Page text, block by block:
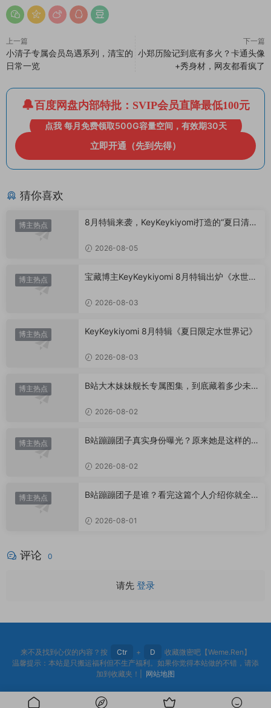
上一篇
小清子专属会员岛遇系列，清宝的
日常一览
下一篇
小郑历险记到底有多火？卡通头像
+秀身材，网友都看疯了
百度网盘内部特批：SVIP会员直降最低100元
点我 每月免费领取500G容量空间，有效期30天
立即开通（先到先得）
猜你喜欢
博主热点
8月特辑来袭，KeyKeykiyomi打造的“夏日清凉
2026-08-05
博主热点
宝藏博主KeyKeykiyomi 8月特辑出炉《水世界
2026-08-03
博主热点 KeyKeykiyomi 8月特辑《夏日限定水世界记》
2026-08-03
博主热点
B站大木妹妹舰长专属图集，到底藏着多少未
2026-08-02
博主热点
B站蹦蹦团子真实身份曝光？原来她是这样的U
2026-08-02
博主热点
B站蹦蹦团子是谁？看完这篇个人介绍你就全
2026-08-01
评论 0
请先 登录
来不及找到心仪的内容？按 Ctr + D
收藏微密吧【Weme.Ren】
温馨提示：本站是只搬运福利但不生产福利。如果你觉得本站做的不错，请添
加到收藏夹！| 网站地图